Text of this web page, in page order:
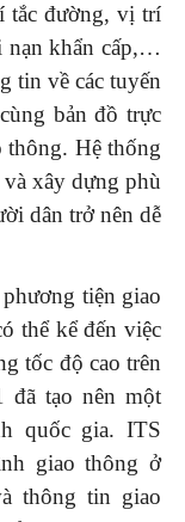
tắc đường, vị trí
nạn khẩn cấp,…
tin về các tuyến
bản đồ trực
thông. Hệ thống
xây dựng phù
dân trở nên dễ
tiện giao
thể kể đến việc
tốc độ cao trên
đã tạo nên một
quốc gia. ITS
giao thông ở
thông tin giao